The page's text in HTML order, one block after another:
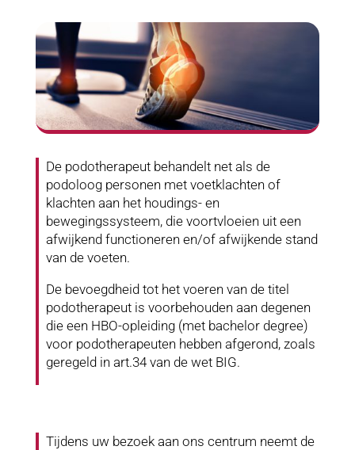
De podotherapeut behandelt net als de
podoloog personen met voetklachten of
klachten aan het houdings- en
bewegingssysteem, die voortvloeien uit een
afwijkend functioneren en/of afwijkende stand
van de voeten.
De bevoegdheid tot het voeren van de titel
podotherapeut is voorbehouden aan degenen
die een HBO-opleiding (met bachelor degree)
voor podotherapeuten hebben afgerond, zoals
geregeld in art.34 van de wet BIG.
Tijdens uw bezoek aan ons centrum neemt de